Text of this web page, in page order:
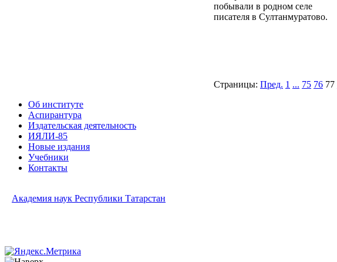
побывали в родном селе
писателя в Султанмуратово.
Страницы: Пред. 1 ... 75 76 77
Об институте
Аспирантура
Издательская деятельность
ИЯЛИ-85
Новые издания
Учебники
Контакты
Академия наук Республики Татарстан